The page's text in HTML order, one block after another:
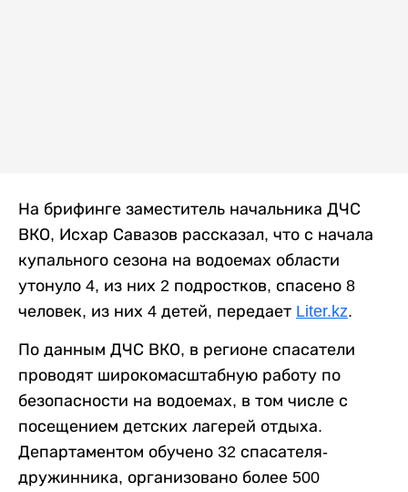
На брифинге заместитель начальника ДЧС
ВКО, Исхар Савазов рассказал, что с начала
купального сезона на водоемах области
утонуло 4, из них 2 подростков, спасено 8
человек, из них 4 детей, передает Liter.kz.
По данным ДЧС ВКО, в регионе спасатели
проводят широкомасштабную работу по
безопасности на водоемах, в том числе с
посещением детских лагерей отдыха.
Департаментом обучено 32 спасателя-
дружинника, организовано более 500